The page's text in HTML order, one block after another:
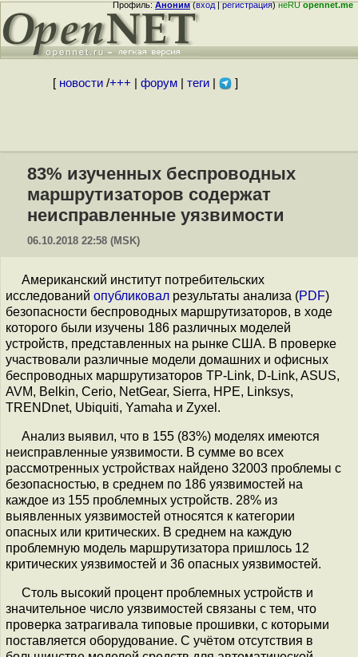
Профиль:Аноним(вход|регистрация)неRUopennet.me
[ новости/+++ форум| теги| ]
83% изученных беспроводных
маршрутизаторов содержат
неисправленные уязвимости
06.10.2018 22:58 (MSK)
Американский институт потребительских
исследований опубликовал результаты анализа (PDF)
безопасности беспроводных маршрутизаторов, в ходе
которого были изучены 186 различных моделей
устройств, представленных на рынке США. В проверке
участвовали различные модели домашних и офисных
беспроводных маршрутизаторов TP-Link, D-Link, ASUS,
AVM, Belkin, Cerio, NetGear, Sierra, HPE, Linksys,
TRENDnet, Ubiquiti, Yamaha и Zyxel.
Анализ выявил, что в 155 (83%) моделях имеются
неисправленные уязвимости. В сумме во всех
рассмотренных устройствах найдено 32003 проблемы с
безопасностью, в среднем по 186 уязвимостей на
каждое из 155 проблемных устройств. 28% из
выявленных уязвимостей относятся к категории
опасных или критических. В среднем на каждую
проблемную модель маршрутизатора пришлось 12
критических уязвимостей и 36 опасных уязвимостей.
Столь высокий процент проблемных устройств и
значительное число уязвимостей связаны с тем, что
проверка затрагивала типовые прошивки, с которыми
поставляется оборудование. С учётом отсутствия в